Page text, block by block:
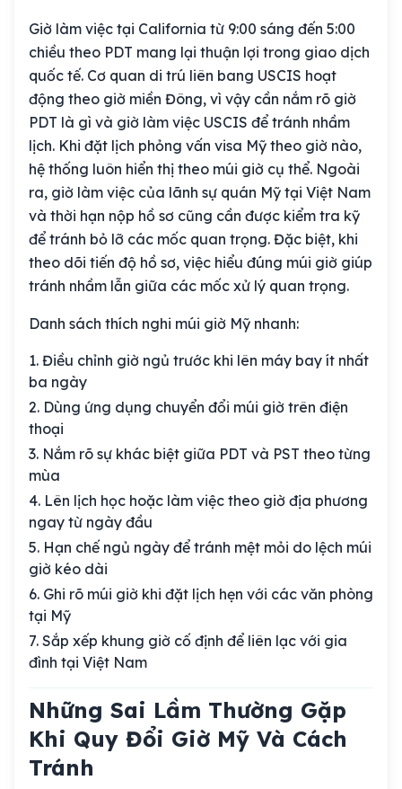
Giờ làm việc tại California từ 9:00 sáng đến 5:00
chiều theo PDT mang lại thuận lợi trong giao dịch
quốc tế. Cơ quan di trú liên bang USCIS hoạt
động theo giờ miền Đông, vì vậy cần nắm rõ giờ
PDT là gì và giờ làm việc USCIS để tránh nhầm
lịch. Khi đặt lịch phỏng vấn visa Mỹ theo giờ nào,
hệ thống luôn hiển thị theo múi giờ cụ thể. Ngoài
ra, giờ làm việc của lãnh sự quán Mỹ tại Việt Nam
và thời hạn nộp hồ sơ cũng cần được kiểm tra kỹ
để tránh bỏ lỡ các mốc quan trọng. Đặc biệt, khi
theo dõi tiến độ hồ sơ, việc hiểu đúng múi giờ giúp
tránh nhầm lẫn giữa các mốc xử lý quan trọng.
Danh sách thích nghi múi giờ Mỹ nhanh:
Điều chỉnh giờ ngủ trước khi lên máy bay ít nhất
ba ngày
Dùng ứng dụng chuyển đổi múi giờ trên điện
thoại
Nắm rõ sự khác biệt giữa PDT và PST theo từng
mùa
Lên lịch học hoặc làm việc theo giờ địa phương
ngay từ ngày đầu
Hạn chế ngủ ngày để tránh mệt mỏi do lệch múi
giờ kéo dài
Ghi rõ múi giờ khi đặt lịch hẹn với các văn phòng
tại Mỹ
Sắp xếp khung giờ cố định để liên lạc với gia
đình tại Việt Nam
Những Sai Lầm Thường Gặp
Khi Quy Đổi Giờ Mỹ Và Cách
Tránh